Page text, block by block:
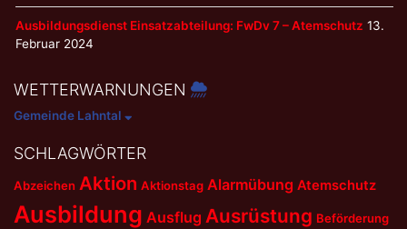
Ausbildungsdienst Einsatzabteilung: FwDv 7 – Atemschutz 13.
Februar 2024
WETTERWARNUNGEN
Gemeinde Lahntal
SCHLAGWÖRTER
Abzeichen Aktion Aktionstag Alarmübung Atemschutz
Ausbildung Ausflug Ausrüstung Beförderung